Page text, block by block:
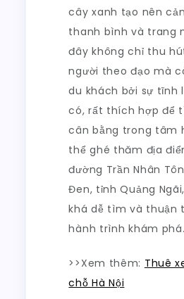
cây xanh tạo nên
thanh bình và trang
đây không chỉ thu
người theo đạo mà
du khách bởi sự tĩnh
có, rất thích hợp để
cân bằng trong tâm
thể ghé thăm địa
đường Trần Nhân
Đen, tỉnh Quảng
khá dễ tìm và thuận
hành trình khám phá.
>>Xem thêm: Thuê
chỗ Hà Nội